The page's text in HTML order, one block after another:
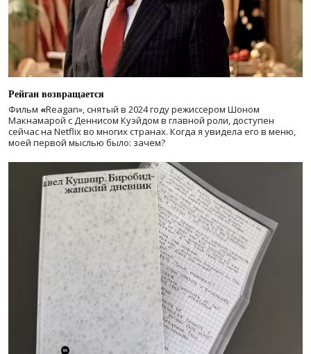
Рейган возвращается
Фильм «Reagan», снятый в 2024 годурежиссером Шоном
Макнамарой с Деннисом Куэйдом в главной роли, доступен
сейчас на Netflix во многих странах. Когда я увидела его в меню,
моей первой мыслью было: зачем?